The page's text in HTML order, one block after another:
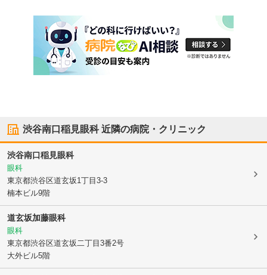
渋谷南口稲見眼科近隣の病院・クリニック
渋谷南口稲見眼科
眼科
東京都渋谷区道玄坂1丁目3-3
楠本ビル9階
道玄坂加藤眼科
眼科
東京都渋谷区道玄坂二丁目3番2号
大外ビル5階